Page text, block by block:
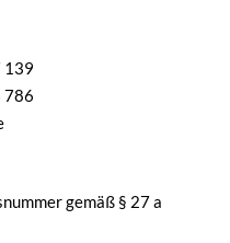
139
786
gemäß § 27 a